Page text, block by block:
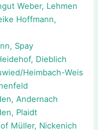
Weber, Lehmen
Hoffmann,
Spay
Dieblich
Heimbach-Weis
Andernach
Plaidt
Müller, Nickenich